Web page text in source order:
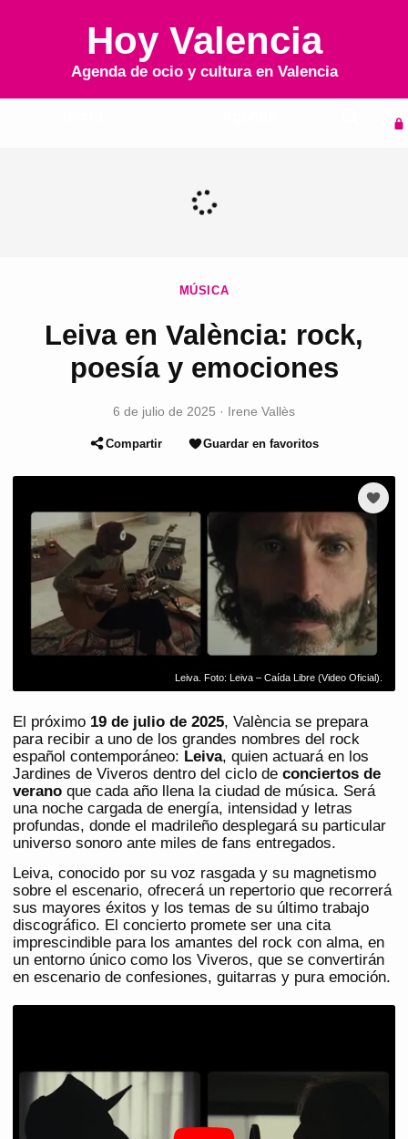
Hoy Valencia
Agenda de ocio y cultura en Valencia
MÚSICA
Leiva en València: rock,
poesía y emociones
6 de julio de 2025 · Irene Vallès
Compartir Guardar en favoritos
Leiva. Foto: Leiva – Caída Libre (Video Oficial).
El próximo 19 de julio de 2025, València se prepara
para recibir a uno de los grandes nombres del rock
español contemporáneo: Leiva, quien actuará en los
Jardines de Viveros dentro del ciclo de conciertos de
verano que cada año llena la ciudad de música. Será
una noche cargada de energía, intensidad y letras
profundas, donde el madrileño desplegará su particular
universo sonoro ante miles de fans entregados.
Leiva, conocido por su voz rasgada y su magnetismo
sobre el escenario, ofrecerá un repertorio que recorrerá
sus mayores éxitos y los temas de su último trabajo
discográfico. El concierto promete ser una cita
imprescindible para los amantes del rock con alma, en
un entorno único como los Viveros, que se convertirán
en escenario de confesiones, guitarras y pura emoción.